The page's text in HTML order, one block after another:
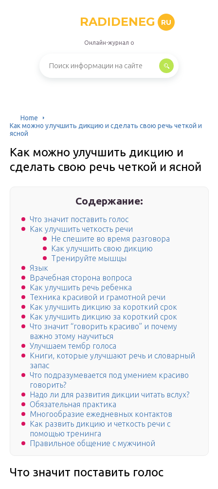
RADIDENEG RU
Онлайн-журнал о
Home
Как можно улучшить дикцию и сделать свою речь четкой и
ясной
Как можно улучшить дикцию и
сделать свою речь четкой и ясной
Содержание:
Что значит поставить голос
Как улучшить четкость речи
Не спешите во время разговора
Как улучшить свою дикцию
Тренируйте мышцы
Язык
Врачебная сторона вопроса
Как улучшить речь ребенка
Техника красивой и грамотной речи
Как улучшить дикцию за короткий срок
Как улучшить дикцию за короткий срок
Что значит “говорить красиво” и почему
важно этому научиться
Улучшаем тембр голоса
Книги, которые улучшают речь и словарный
запас
Что подразумевается под умением красиво
говорить?
Надо ли для развития дикции читать вслух?
Обязательная практика
Многообразие ежедневных контактов
Как развить дикцию и четкость речи с
помощью тренинга
Правильное общение с мужчиной
Что значит поставить голос